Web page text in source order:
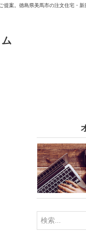
提案。徳島県美馬市の注文住宅・新